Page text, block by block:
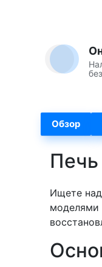
Обзор
Печь
Ищете
моделями